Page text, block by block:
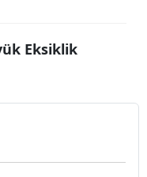
Eksiklik